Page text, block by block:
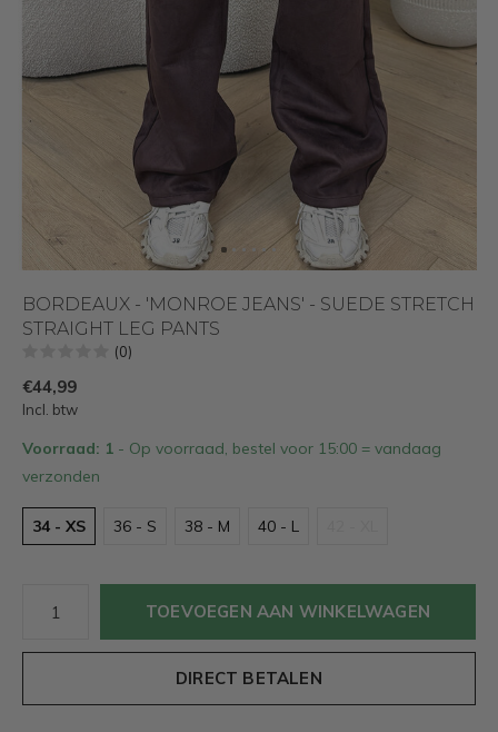
BORDEAUX - 'MONROE JEANS' - SUEDE STRETCH
STRAIGHT LEG PANTS
(0)
€44,99
Incl. btw
Voorraad: 1 - Op voorraad, bestel voor 15:00 = vandaag
verzonden
34 - XS 36 - S 38 - M 40 - L
TOEVOEGEN AAN WINKELWAGEN
DIRECT BETALEN